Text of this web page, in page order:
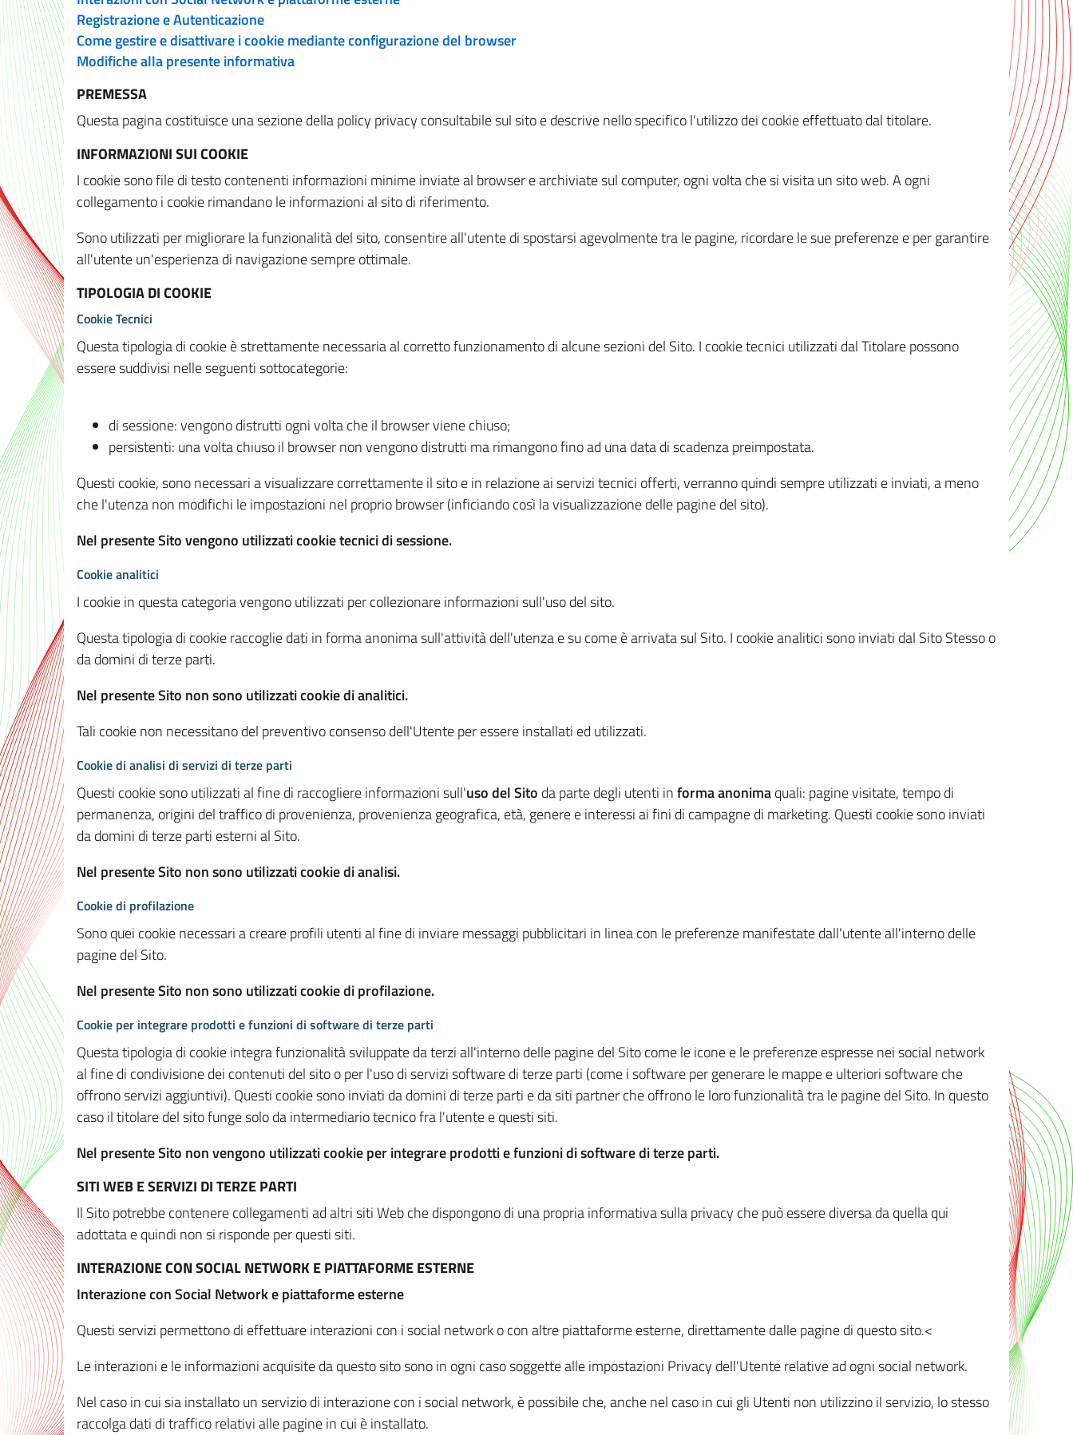
Registrazione e Autenticazione
Come gestire e disattivare i cookie mediante configurazione del browser
Modifiche alla presente informativa
PREMESSA
Questa pagina costituisce una sezione della policy privacy consultabile sul sito e descrive nello specifico l'utilizzo dei cookie effettuato dal titolare.
INFORMAZIONI SUI COOKIE
I cookie sono file di testo contenenti informazioni minime inviate al browser e archiviate sul computer, ogni volta che si visita un sito web. A ogni
collegamento i cookie rimandano le informazioni al sito di riferimento.
Sono utilizzati per migliorare la funzionalità del sito, consentire all'utente di spostarsi agevolmente tra le pagine, ricordare le sue preferenze e per garantire
all'utente un'esperienza di navigazione sempre ottimale.
TIPOLOGIA DI COOKIE
Cookie Tecnici
Questa tipologia di cookie è strettamente necessaria al corretto funzionamento di alcune sezioni del Sito. I cookie tecnici utilizzati dal Titolare possono
essere suddivisi nelle seguenti sottocategorie:
di sessione: vengono distrutti ogni volta che il browser viene chiuso;
persistenti: una volta chiuso il browser non vengono distrutti ma rimangono fino ad una data di scadenza preimpostata.
Questi cookie, sono necessari a visualizzare correttamente il sito e in relazione ai servizi tecnici offerti, verranno quindi sempre utilizzati e inviati, a meno
che l'utenza non modifichi le impostazioni nel proprio browser (inficiando così la visualizzazione delle pagine del sito).
Nel presente Sito vengono utilizzati cookie tecnici di sessione.
Cookie analitici
I cookie in questa categoria vengono utilizzati per collezionare informazioni sull'uso del sito.
Questa tipologia di cookie raccoglie dati in forma anonima sull'attività dell'utenza e su come è arrivata sul Sito. I cookie analitici sono inviati dal Sito Stesso o
da domini di terze parti.
Nel presente Sito non sono utilizzati cookie di analitici.
Tali cookie non necessitano del preventivo consenso dell'Utente per essere installati ed utilizzati.
Cookie di analisi di servizi di terze parti
Questi cookie sono utilizzati al fine di raccogliere informazioni sull'uso del Sito da parte degli utenti informa anonimaquali: pagine visitate, tempo di
permanenza, origini del traffico di provenienza, provenienza geografica, età, genere e interessi ai fini di campagne di marketing. Questi cookie sono inviati
da domini di terze parti esterni al Sito.
Nel presente Sito non sono utilizzati cookie di analisi.
Cookie di profilazione
Sono quei cookie necessari a creare profili utenti al fine di inviare messaggi pubblicitari in linea con le preferenze manifestate dall'utente all'interno delle
pagine del Sito.
Nel presente Sito non sono utilizzati cookie di profilazione.
Cookie per integrare prodotti e funzioni di software di terze parti
Questa tipologia di cookie integra funzionalità sviluppate da terzi all'interno delle pagine del Sito come le icone e le preferenze espresse nei social network
al fine di condivisione dei contenuti del sito o per l'uso di servizi software di terze parti (come i software per generare le mappe e ulteriori software che
offrono servizi aggiuntivi). Questi cookie sono inviati da domini di terze parti e da siti partner che offrono le loro funzionalità tra le pagine del Sito. In questo
caso il titolare del sito funge solo da intermediario tecnico fra l'utente e questi siti.
Nel presente Sito non vengono utilizzati cookie per integrare prodotti e funzioni di software di terze parti.
SITI WEB E SERVIZI DI TERZE PARTI
Il Sito potrebbe contenere collegamenti ad altri siti Web che dispongono di una propria informativa sulla privacy che può essere diversa da quella qui
adottata e quindi non si risponde per questi siti.
INTERAZIONE CON SOCIAL NETWORK E PIATTAFORME ESTERNE
Interazione con Social Network e piattaforme esterne
Questi servizi permettono di effettuare interazioni con i social network o con altre piattaforme esterne, direttamente dalle pagine di questo sito.<
Le interazioni e le informazioni acquisite da questo sito sono in ogni caso soggette alle impostazioni Privacy dell'Utente relative ad ogni social network.
Nel caso in cui sia installato un servizio di interazione con i social network, è possibile che, anche nel caso in cui gli Utenti non utilizzino il servizio, lo stesso
raccolga dati di traffico relativi alle pagine in cui è installato.